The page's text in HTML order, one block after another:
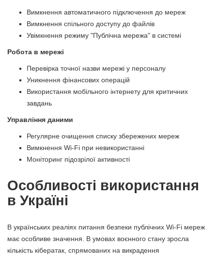
Вимкнення автоматичного підключення до мереж
Вимкнення спільного доступу до файлів
Увімкнення режиму "Публічна мережа" в системі
Робота в мережі
Перевірка точної назви мережі у персоналу
Уникнення фінансових операцій
Використання мобільного інтернету для критичних
завдань
Управління даними
Регулярне очищення списку збережених мереж
Вимкнення Wi-Fi при невикористанні
Моніторинг підозрілої активності
Особливості використання
в Україні
В українських реаліях питання безпеки публічних Wi-Fi мереж
має особливе значення. В умовах воєнного стану зросла
кількість кібератак, спрямованих на викрадення